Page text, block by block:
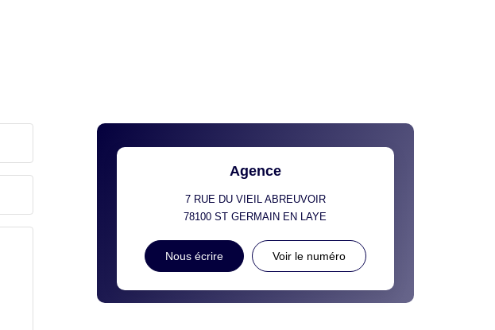
Agence
7 RUE DU VIEIL ABREUVOIR
78100ST GERMAIN EN LAYE
Nous écrire Voir le numéro